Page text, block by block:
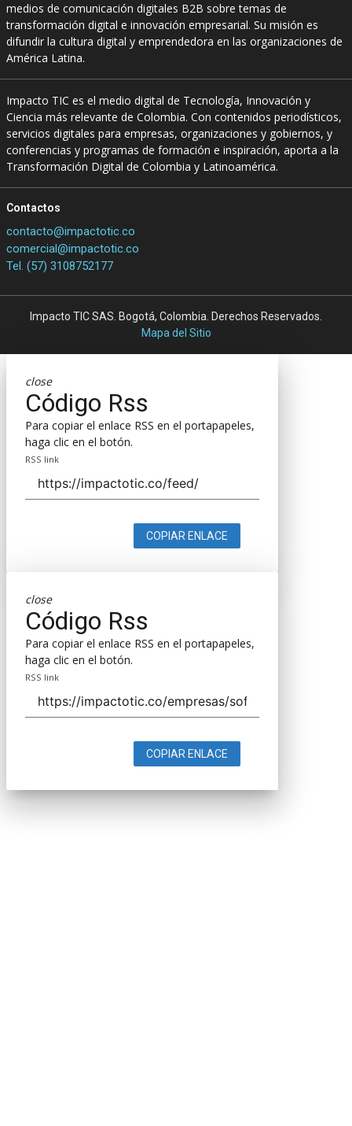
medios de comunicación digitales B2B sobre temas de
transformación digital e innovación empresarial. Su misión es
difundir la cultura digital y emprendedora en las organizaciones de
América Latina.
Impacto TIC es el medio digital de Tecnología, Innovación y
Ciencia más relevante de Colombia. Con contenidos periodísticos,
servicios digitales para empresas, organizaciones y gobiernos, y
conferencias y programas de formación e inspiración, aporta a la
Transformación Digital de Colombia y Latinoamérica.
Contactos
contacto@impactotic.co
comercial@impactotic.co
Tel. (57) 3108752177
Impacto TIC SAS. Bogotá, Colombia. Derechos Reservados.
Mapa del Sitio
close
Código Rss
Para copiar el enlace RSS en el portapapeles,
haga clic en el botón.
RSS link
COPIAR ENLACE
close
Código Rss
Para copiar el enlace RSS en el portapapeles,
haga clic en el botón.
RSS link
COPIAR ENLACE